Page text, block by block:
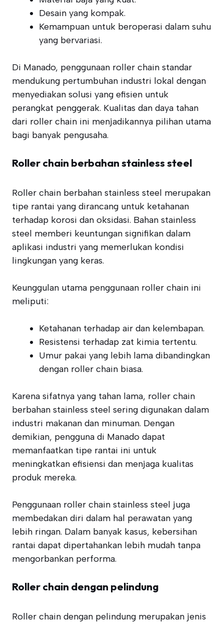
Desain yang kompak.
Kemampuan untuk beroperasi dalam suhu
yang bervariasi.
Di Manado, penggunaan roller chain standar
mendukung pertumbuhan industri lokal dengan
menyediakan solusi yang efisien untuk
perangkat penggerak. Kualitas dan daya tahan
dari roller chain ini menjadikannya pilihan utama
bagi banyak pengusaha.
Roller chain berbahan stainless steel
Roller chain berbahan stainless steel merupakan
tipe rantai yang dirancang untuk ketahanan
terhadap korosi dan oksidasi. Bahan stainless
steel memberi keuntungan signifikan dalam
aplikasi industri yang memerlukan kondisi
lingkungan yang keras.
Keunggulan utama penggunaan roller chain ini
meliputi:
Ketahanan terhadap air dan kelembapan.
Resistensi terhadap zat kimia tertentu.
Umur pakai yang lebih lama dibandingkan
dengan roller chain biasa.
Karena sifatnya yang tahan lama, roller chain
berbahan stainless steel sering digunakan dalam
industri makanan dan minuman. Dengan
demikian, pengguna di Manado dapat
memanfaatkan tipe rantai ini untuk
meningkatkan efisiensi dan menjaga kualitas
produk mereka.
Penggunaan roller chain stainless steel juga
membedakan diri dalam hal perawatan yang
lebih ringan. Dalam banyak kasus, kebersihan
rantai dapat dipertahankan lebih mudah tanpa
mengorbankan performa.
Roller chain dengan pelindung
Roller chain dengan pelindung merupakan jenis